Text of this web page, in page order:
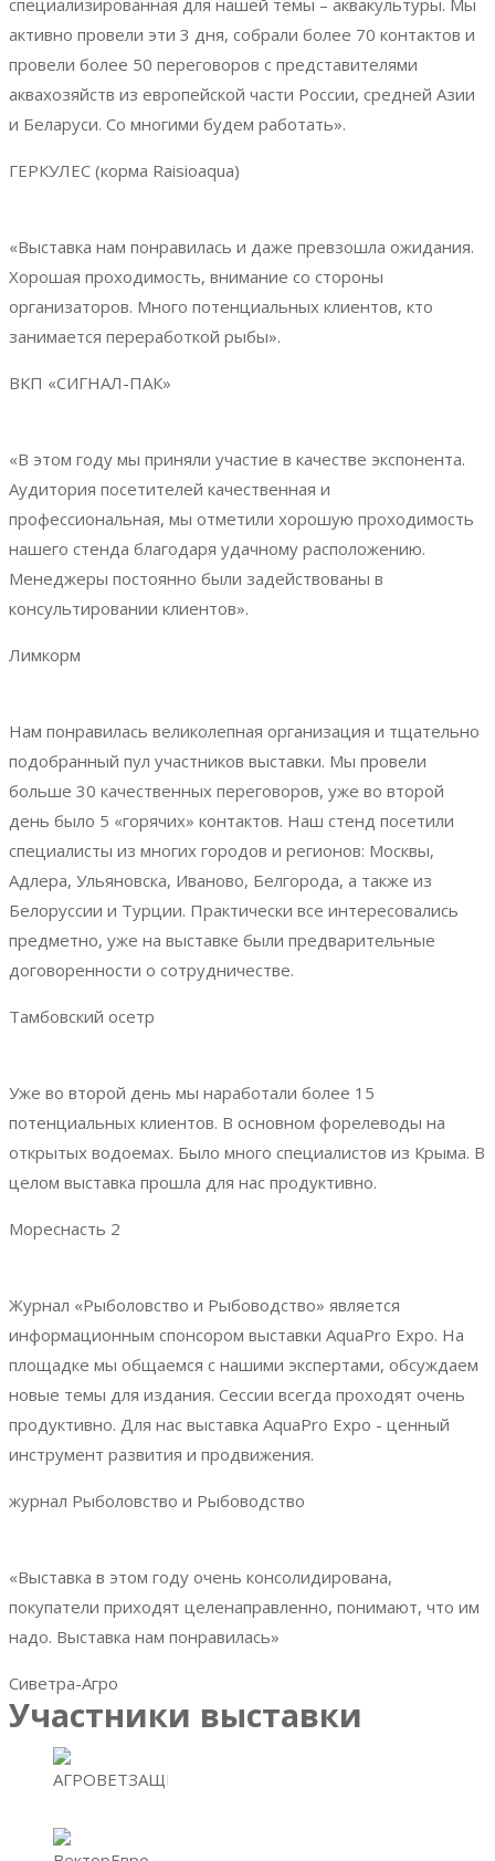
активно провели эти 3 дня, собрали более 70 контактов и
провели более 50 переговоров с представителями
аквахозяйств из европейской части России, средней Азии
и Беларуси. Со многими будем работать».
ГЕРКУЛЕС (корма Raisioaqua)
«Выставка нам понравилась и даже превзошла ожидания.
Хорошая проходимость, внимание со стороны
организаторов. Много потенциальных клиентов, кто
занимается переработкой рыбы».
ВКП «СИГНАЛ-ПАК»
«В этом году мы приняли участие в качестве экспонента.
Аудитория посетителей качественная и
профессиональная, мы отметили хорошую проходимость
нашего стенда благодаря удачному расположению.
Менеджеры постоянно были задействованы в
консультировании клиентов».
Лимкорм
Нам понравилась великолепная организация и тщательно
подобранный пул участников выставки. Мы провели
больше 30 качественных переговоров, уже во второй
день было 5 «горячих» контактов. Наш стенд посетили
специалисты из многих городов и регионов: Москвы,
Адлера, Ульяновска, Иваново, Белгорода, а также из
Белоруссии и Турции. Практически все интересовались
предметно, уже на выставке были предварительные
договоренности о сотрудничестве.
Тамбовский осетр
Уже во второй день мы наработали более 15
потенциальных клиентов. В основном форелеводы на
открытых водоемах. Было много специалистов из Крыма. В
целом выставка прошла для нас продуктивно.
Мореснасть 2
Журнал «Рыболовство и Рыбоводство» является
информационным спонсором выставки AquaPro Expo. На
площадке мы общаемся с нашими экспертами, обсуждаем
новые темы для издания. Сессии всегда проходят очень
продуктивно. Для нас выставка AquaPro Expo - ценный
инструмент развития и продвижения.
журнал Рыболовство и Рыбоводство
«Выставка в этом году очень консолидирована,
покупатели приходят целенаправленно, понимают, что им
надо. Выставка нам понравилась»
Сиветра-Агро
Участники выставки